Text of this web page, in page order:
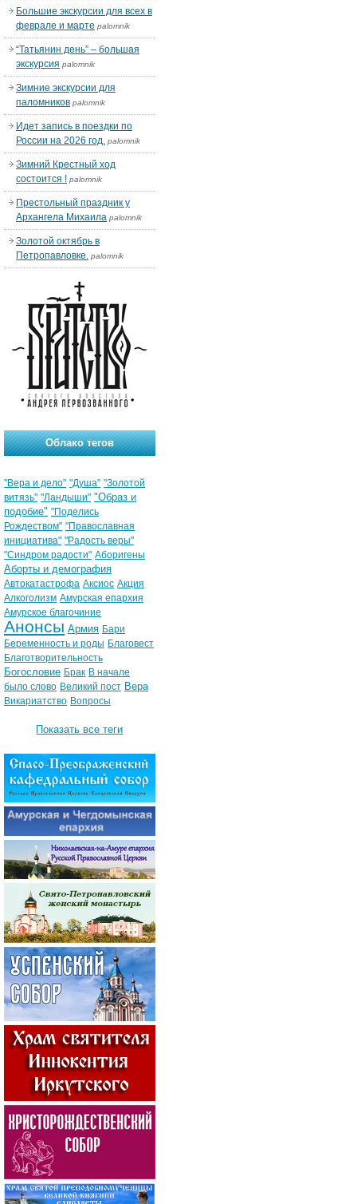
Большие экскурсии для всех в
феврале и марте palomnik
“Татьянин день” – большая
экскурсия palomnik
Зимние экскурсии для
паломников palomnik
Идет запись в поездки по
России на 2026 год. palomnik
Зимний Крестный ход
состоится ! palomnik
Престольный праздник у
Архангела Михаила palomnik
Золотой октябрь в
Петропавловке. palomnik
Облако тегов
"Вера и дело" "Душа" "Золотой
витязь" "Ландыши" "Образ и
подобие" "Поделись
Рождеством" "Православная
инициатива" "Радость веры"
"Синдром радости" Аборигены
Аборты и демография
Автокатастрофа Аксиос Акция
Алкоголизм Амурская епархия
Амурское благочиние
Анонсы Армия Бари
Беременность и роды Благовест
Благотворительность
Богословие Брак В начале
было слово Великий пост Вера
Викариатство Вопросы
Показать все теги